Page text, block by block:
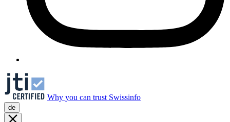
Why you can trust Swissinfo
de